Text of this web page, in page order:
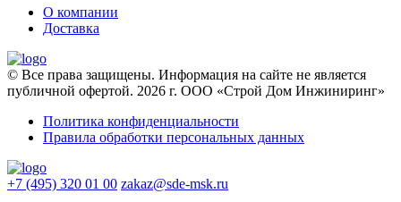
О компании
Доставка
© Все права защищены. Информация на сайте не является
публичной офертой. 2026 г. ООО «Строй Дом Инжиниринг»
Политика конфиденциальности
Правила обработки персональных данных
+7 (495) 320 01 00 zakaz@sde-msk.ru